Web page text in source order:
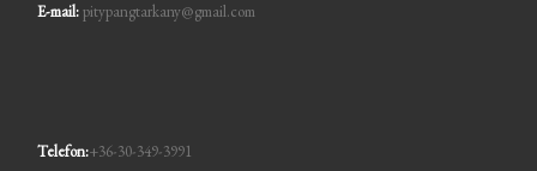
E-mail:pitypangtarkany@gmail.com
Telefon:+36-30-349-3991